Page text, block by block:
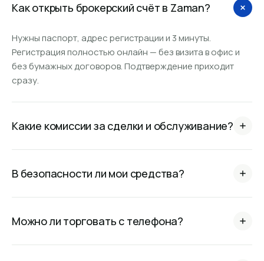
Как открыть брокерский счёт в Zaman?
Нужны паспорт, адрес регистрации и 3 минуты.
Регистрация полностью онлайн — без визита в офис и
без бумажных договоров. Подтверждение приходит
сразу.
Какие комиссии за сделки и обслуживание?
валюты без скрытых сборов. Полный тариф — в разделе
В безопасности ли мои средства?
создана и успешно развивается на рынке Кыргызстана
Можно ли торговать с телефона?